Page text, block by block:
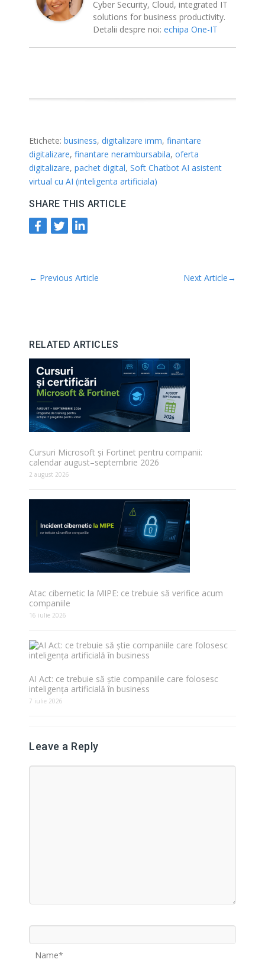
Cyber Security, Cloud, integrated IT
solutions for business productivity.
Detalii despre noi: echipa One-IT
Etichete: business, digitalizare imm, finantare
digitalizare, finantare nerambursabila, oferta
digitalizare, pachet digital, Soft Chatbot AI asistent
virtual cu AI (inteligenta artificiala)
SHARE THIS ARTICLE
← Previous Article Next Article→
RELATED ARTICLES
Cursuri Microsoft și Fortinet pentru companii:
calendar august–septembrie 2026
2 august 2026
Atac cibernetic la MIPE: ce trebuie să verifice acum
companiile
16 iulie 2026
AI Act: ce trebuie să știe companiile care folosesc
inteligența artificială în business
7 iulie 2026
Leave a Reply
Name*